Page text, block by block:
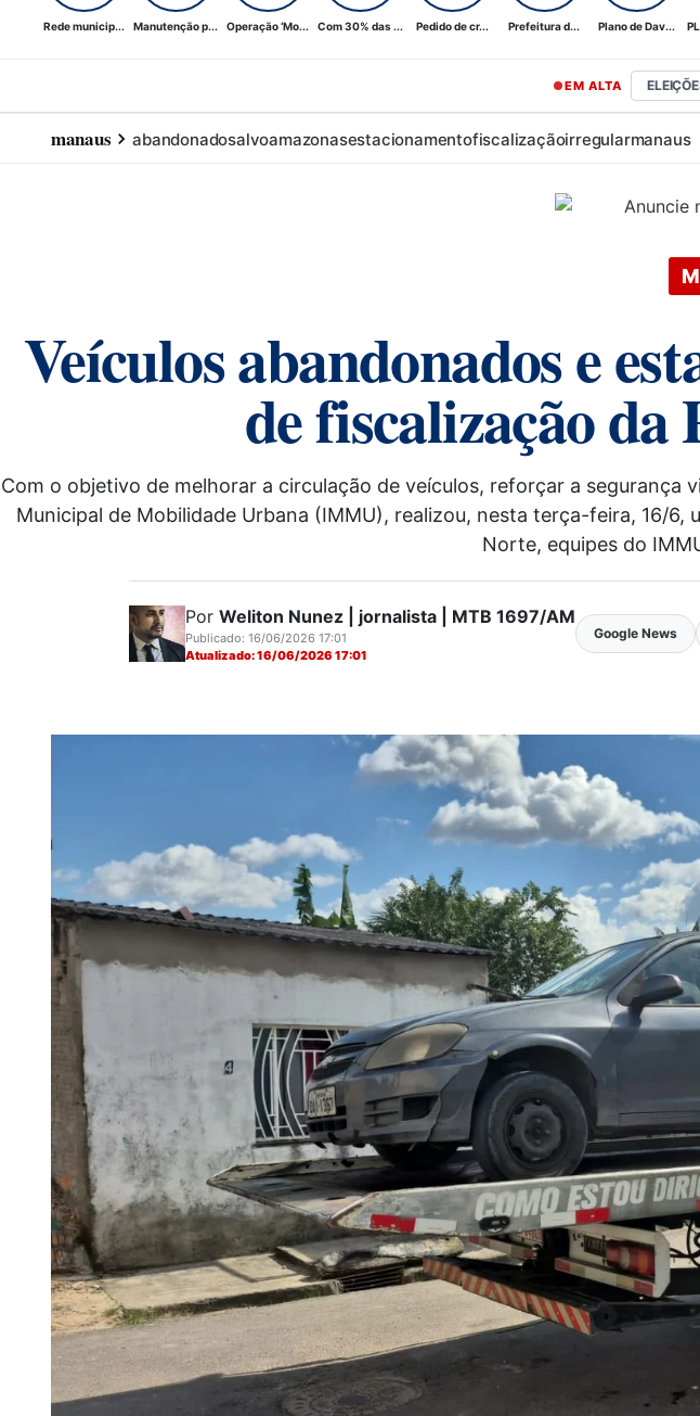
Rede municip... Manutenção p... Operação ‘Mo... Com 30% das ... Pedido de cr... Prefeitura d... Plano de Dav...
EM ALTA
manaus abandonadosalvoamazonasestacionamentofiscalizaçãoirregularmanaus
Veículos abandonados e
de fiscalização
Com o objetivo de melhorar a circulação de veículos, reforçar a
Municipal de Mobilidade Urbana (IMMU), realizou, nesta terça-feira, 16/
Norte, equipes do
Por Weliton Nunez | jornalista | MTB 1697/AM
Publicado: 16/06/2026 17:01
Atualizado: 16/06/2026 17:01
Google News